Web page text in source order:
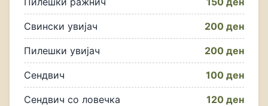
Свински увијач 200 ден
Пилешки увијач 200 ден
Сендвич 100 ден
Сендвич со ловечка 120 ден